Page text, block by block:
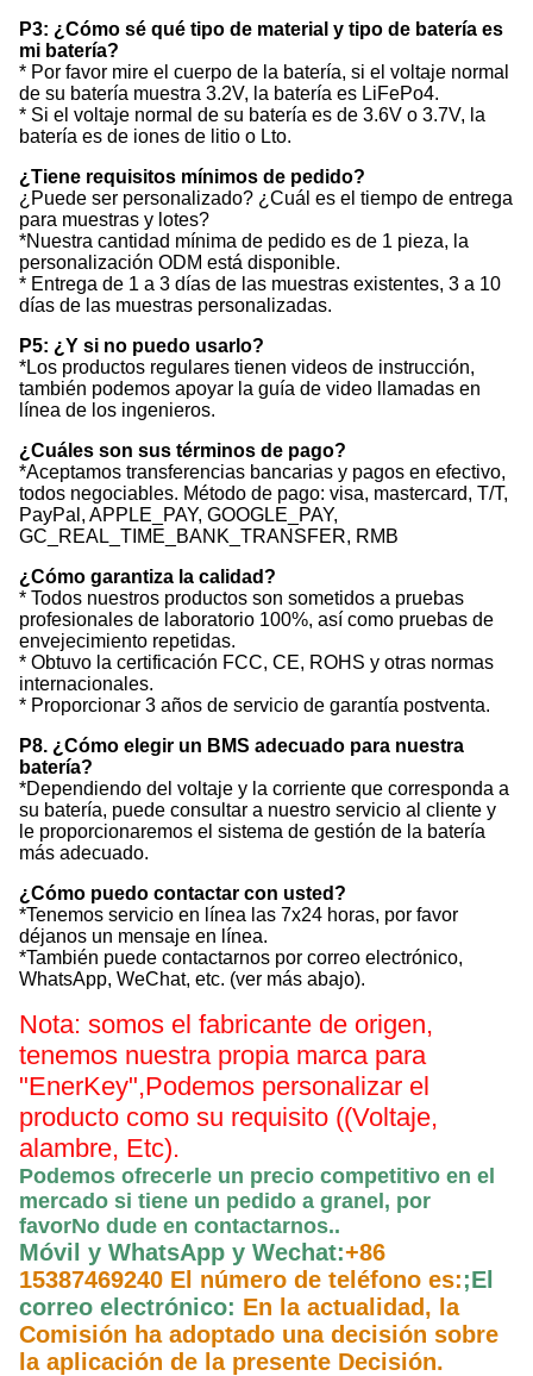
P3: ¿Cómo sé qué tipo de material y tipo de batería es
mi batería?
* Por favor mire el cuerpo de la batería, si el voltaje normal
de su batería muestra 3.2V, la batería es LiFePo4.
* Si el voltaje normal de su batería es de 3.6V o 3.7V, la
batería es de iones de litio o Lto.
¿Tiene requisitos mínimos de pedido?
¿Puede ser personalizado? ¿Cuál es el tiempo de entrega
para muestras y lotes?
*Nuestra cantidad mínima de pedido es de 1 pieza, la
personalización ODM está disponible.
* Entrega de 1 a 3 días de las muestras existentes, 3 a 10
días de las muestras personalizadas.
P5: ¿Y si no puedo usarlo?
*Los productos regulares tienen videos de instrucción,
también podemos apoyar la guía de video llamadas en
línea de los ingenieros.
¿Cuáles son sus términos de pago?
*Aceptamos transferencias bancarias y pagos en efectivo,
todos negociables. Método de pago: visa, mastercard, T/T,
PayPal, APPLE_PAY, GOOGLE_PAY,
GC_REAL_TIME_BANK_TRANSFER, RMB
¿Cómo garantiza la calidad?
* Todos nuestros productos son sometidos a pruebas
profesionales de laboratorio 100%, así como pruebas de
envejecimiento repetidas.
* Obtuvo la certificación FCC, CE, ROHS y otras normas
internacionales.
* Proporcionar 3 años de servicio de garantía postventa.
P8. ¿Cómo elegir un BMS adecuado para nuestra
batería?
*Dependiendo del voltaje y la corriente que corresponda a
su batería, puede consultar a nuestro servicio al cliente y
le proporcionaremos el sistema de gestión de la batería
más adecuado.
¿Cómo puedo contactar con usted?
*Tenemos servicio en línea las 7x24 horas, por favor
déjanos un mensaje en línea.
*También puede contactarnos por correo electrónico,
WhatsApp, WeChat, etc. (ver más abajo).
Nota: somos el fabricante de origen,
tenemos nuestra propia marca para
"EnerKey",Podemos personalizar el
producto como su requisito ((Voltaje,
alambre, Etc).
Podemos ofrecerle un precio competitivo en el
mercado si tiene un pedido a granel, por
favorNo dude en contactarnos..
Móvil y WhatsApp y Wechat:+86
15387469240 El número de teléfono es:;El
correo electrónico: En la actualidad, la
Comisión ha adoptado una decisión sobre
la aplicación de la presente Decisión.